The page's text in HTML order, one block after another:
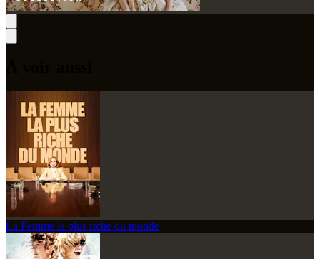
La Femme la plus riche du monde